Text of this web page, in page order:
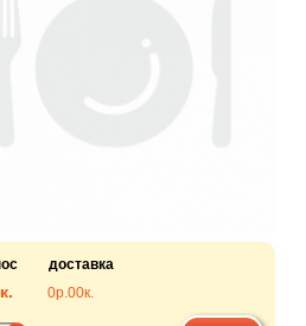
доставка
0р.00к.